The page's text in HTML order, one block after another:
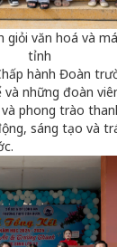
giỏi văn hoá và
tỉnh
hành Đoàn
những đoàn
phong trào
sáng tạo và